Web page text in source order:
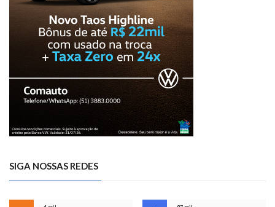
SIGA NOSSAS REDES